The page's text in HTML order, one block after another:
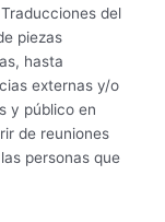
del
piezas
hasta
externas y/o
y público en
de reuniones
personas que